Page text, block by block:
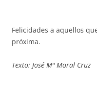
Felicidades a aquellos
próxima.
Texto: José Mª Moral Cruz